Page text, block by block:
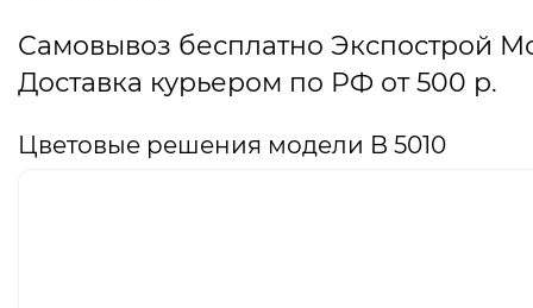
Самовывоз бесплатно Экспострой
Доставка курьером по РФ от 500 р.
Цветовые решения модели B 5010